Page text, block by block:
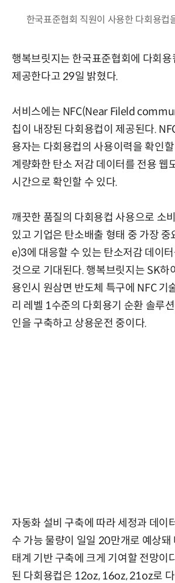
한국표준협회 직원이 사용한 다회용컵
행복브릿지는 한국표준협회에 다회
제공한다고 29일 밝혔다.
서비스에는 NFC(Near Fileld
칩이 내장된 다회용컵이 제공된다.
용자는 다회용컵의 사용이력을 확인
계량화한 탄소 저감 데이터를 전용 웹
시간으로 확인할 수 있다.
깨끗한 품질의 다회용컵 사용으로 소
있고 기업은 탄소배출 형태 중 가장
e)3에 대응할 수 있는 탄소저감 데이
것으로 기대된다. 행복브릿지는 SK하
용인시 원삼면 반도체 특구에 NFC 기
리 레벨 1수준의 다회용기 순환 솔루
인을 구축하고 상용운전 중이다.
자동화 설비 구축에 따라 세정과 데이
수 가능 물량이 일일 20만개로 예상돼
태계 기반 구축에 크게 기여할 전망이
된 다회용컵은 12oz, 16oz, 21oz로